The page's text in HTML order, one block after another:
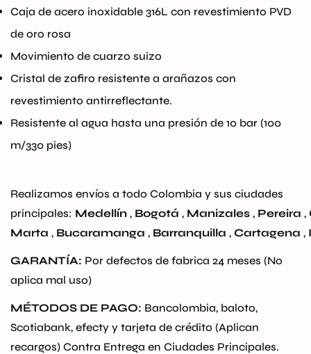
Caja de acero inoxidable 316L con revestimiento PVD
de oro rosa
Movimiento de cuarzo suizo
Cristal de zafiro resistente a arañazos con
revestimiento antirreflectante.
Resistente al agua hasta una presión de 10 bar (100
m/330 pies)
Realizamos envíos a todo Colombia y sus ciudades
principales: Medellín , Bogotá , Manizales , Pereira ,
Marta , Bucaramanga , Barranquilla , Cartagena ,
GARANTÍA: Por defectos de fabrica 24 meses (No
aplica mal uso)
MÉTODOS DE PAGO: Bancolombia, baloto,
Scotiabank, efecty y tarjeta de crédito (Aplican
recargos) Contra Entrega en Ciudades Principales.
Confirm your age
Are you 18 years old or older?
No, I'm not Yes, I am